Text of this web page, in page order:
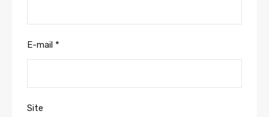
E-mail *
Site